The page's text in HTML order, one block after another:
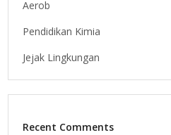
Aerob
Pendidikan Kimia
Jejak Lingkungan
Recent Comments